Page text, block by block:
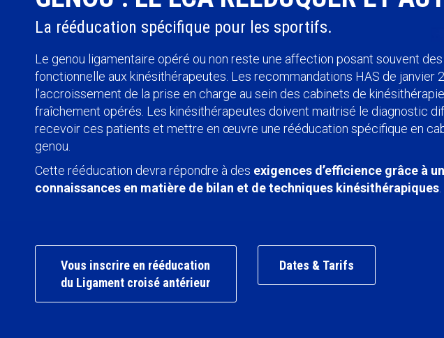
La rééducation spécifique pour les sportifs.
Le genou ligamentaire opéré ou non reste une affection posant souvent
fonctionnelle aux kinésithérapeutes. Les recommandations HAS de janvier
l’accroissement de la prise en charge au sein des cabinets de
fraîchement opérés. Les kinésithérapeutes doivent maitrisé le diagnostic
recevoir ces patients et mettre en œuvre une rééducation spécifique en
genou.
Cette rééducation devra répondre à des exigences d’efficience grâce à
connaissances en matière de bilan et de techniques kinésithérapiques
Vous inscrire en rééducation
du Ligament croisé antérieur
Dates & Tarifs